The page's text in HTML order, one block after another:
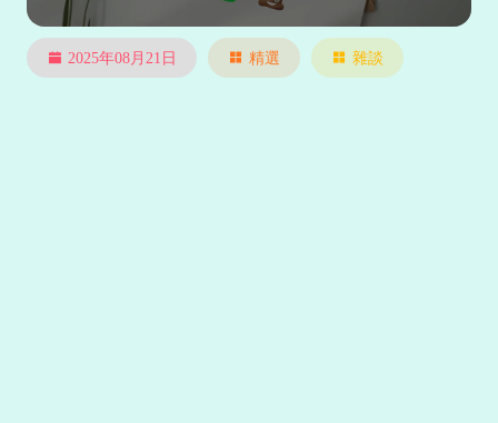
2025年08月21日 精選 雜談